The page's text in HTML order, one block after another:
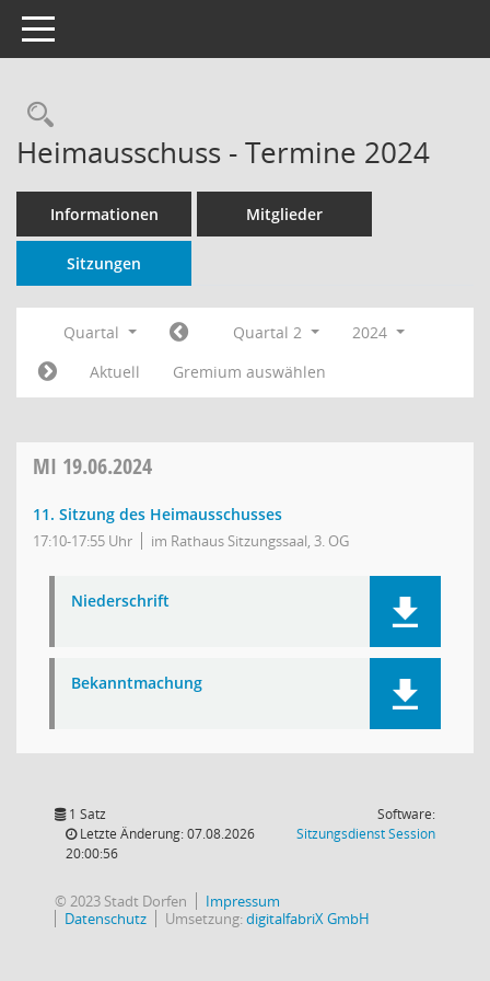
Toggle navigation
Rechercheauswahl
Heimausschuss - Termine 2024
Informationen Mitglieder
Sitzungen
Quartal Quartal 2
2024
Aktuell
Gremium auswählen
MI 19.06.2024
11. Sitzung des Heimausschusses
17:10-17:55 Uhr im Rathaus Sitzungssaal, 3. OG
Niederschrift
Bekanntmachung
1 Satz
Letzte Änderung: 07.08.2026
20:00:56
Software:
SitzungsdienstSession(Wird in
© 2023 Stadt Dorfen
Impressum
Datenschutz
Umsetzung:digitalfabriX GmbH